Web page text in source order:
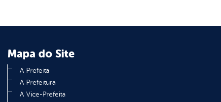
Mapa do Site
A Prefeita
A Prefeitura
A Vice-Prefeita